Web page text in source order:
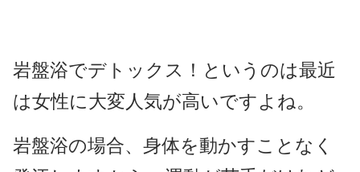
岩盤浴でデトックス！というのは最近
は女性に大変人気が高いですよね。
岩盤浴の場合、身体を動かすことなく